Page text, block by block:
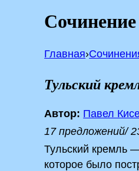
Главная›
Тульский
Автор: Павел
17 предложений/
Тульский кремль
которое было